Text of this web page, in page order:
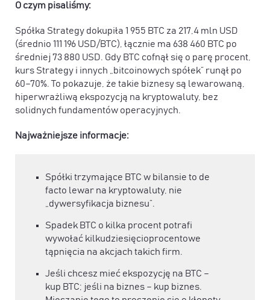
O czym pisaliśmy:
Spółka Strategy dokupiła 1 955 BTC za 217,4 mln USD
(średnio 111 196 USD/BTC), łącznie ma 638 460 BTC po
średniej 73 880 USD. Gdy BTC cofnął się o parę procent,
kurs Strategy i innych „bitcoinowych spółek” runął po
60–70%. To pokazuje, że takie biznesy są lewarowaną,
hiperwrażliwą ekspozycją na kryptowaluty, bez
solidnych fundamentów operacyjnych.
Najważniejsze informacje:
Spółki trzymające BTC w bilansie to de
facto lewar na kryptowaluty, nie
„dywersyfikacja biznesu”.
Spadek BTC o kilka procent potrafi
wywołać kilkudziesięcioprocentowe
tąpnięcia na akcjach takich firm.
Jeśli chcesz mieć ekspozycję na BTC –
kup BTC; jeśli na biznes – kup biznes.